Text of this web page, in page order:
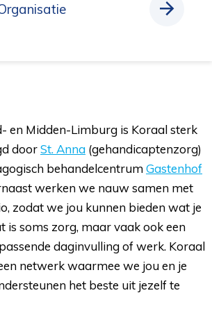
en Midden-Limburg is Koraal sterk
doorSt. Anna (gehandicaptenzorg)
behandelcentrumGastenhof
werken we nauw samen met
zodat we jou kunnen bieden wat je
is soms zorg, maar vaak ook een
daginvulling of werk. Koraal
netwerk waarmee we jou en je
het beste uit jezelf te